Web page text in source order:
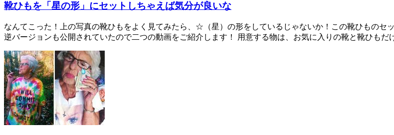
靴ひもを「星の形」にセットしちゃえば気分が良いな
なんてこった！上の写真の靴ひもをよく見てみたら、☆（星）の形をしているじゃないか！この靴ひものセ
逆バージョンも公開されていたので二つの動画をご紹介します！ 用意する物は、お気に入りの靴と靴ひもだ